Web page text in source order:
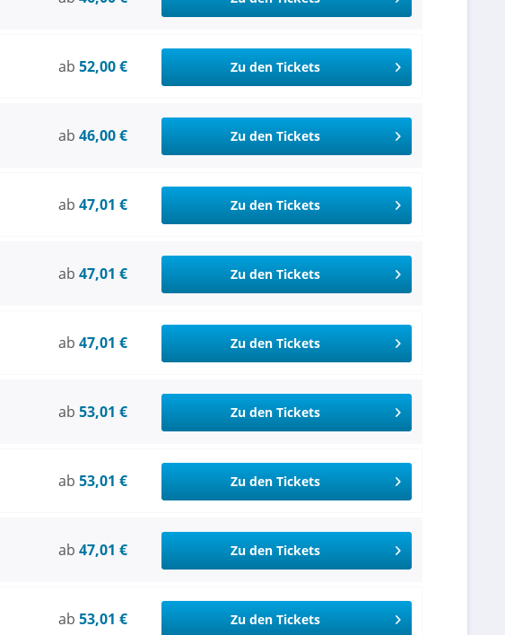
ab 52,00 € Zu den Tickets
ab 46,00 € Zu den Tickets
ab 47,01 € Zu den Tickets
ab 47,01 € Zu den Tickets
ab 47,01 € Zu den Tickets
ab 53,01 € Zu den Tickets
ab 53,01 € Zu den Tickets
ab 47,01 € Zu den Tickets
ab 53,01 € Zu den Tickets